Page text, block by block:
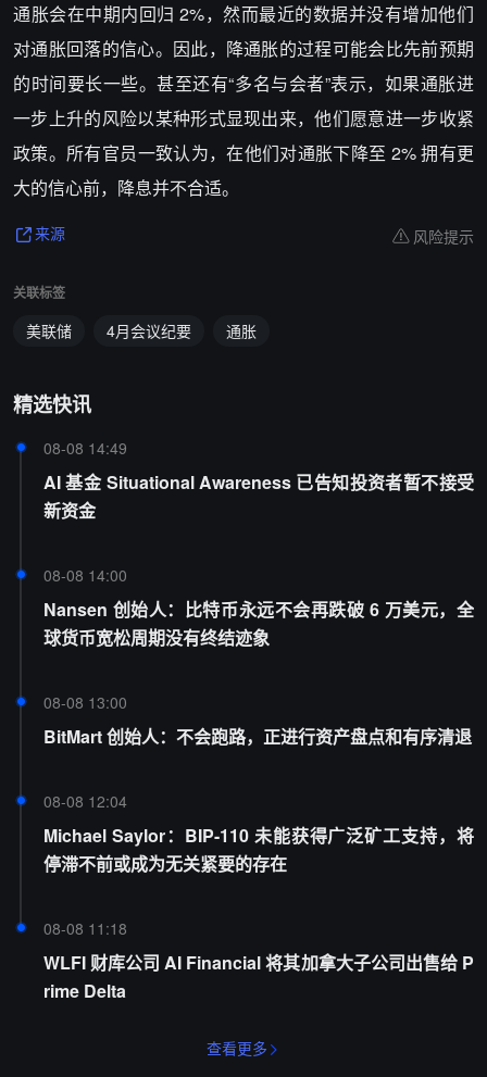
通胀会在中期内回归 2%，然而最近的数据并没有增加他们
对通胀回落的信心。因此，降通胀的过程可能会比先前预期
的时间要长一些。甚至还有“多名与会者”表示，如果通胀进
一步上升的风险以某种形式显现出来，他们愿意进一步收紧
政策。所有官员一致认为，在他们对通胀下降至 2% 拥有更
大的信心前，降息并不合适。
来源 风险提示
关联标签
美联储 4月会议纪要 通胀
精选快讯
08-08 14:49
AI 基金 Situational Awareness 已告知投资者暂不接受
新资金
08-08 14:00
Nansen 创始人：比特币永远不会再跌破 6 万美元，全
球货币宽松周期没有终结迹象
08-08 13:00
BitMart 创始人：不会跑路，正进行资产盘点和有序清退
08-08 12:04
Michael Saylor：BIP-110 未能获得广泛矿工支持，将
停滞不前或成为无关紧要的存在
08-08 11:18
WLFI 财库公司 AI Financial 将其加拿大子公司出售给 P
rime Delta
查看更多